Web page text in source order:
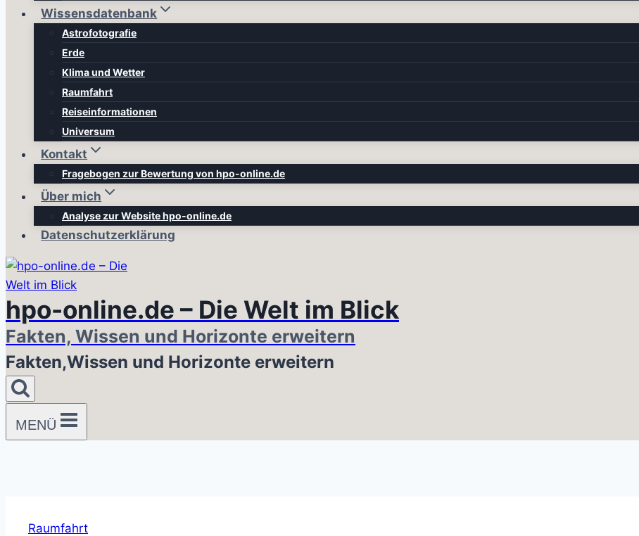
Wissensdatenbank
Astrofotografie
Erde
Klima und Wetter
Raumfahrt
Reiseinformationen
Universum
Kontakt
Fragebogen zur Bewertung von hpo-online.de
Über mich
Analyse zur Website hpo-online.de
Datenschutzerklärung
hpo-online.de – Die Welt im Blick
Fakten, Wissen und Horizonte erweitern
Fakten,Wissen und Horizonte erweitern
MENÜ
Raumfahrt